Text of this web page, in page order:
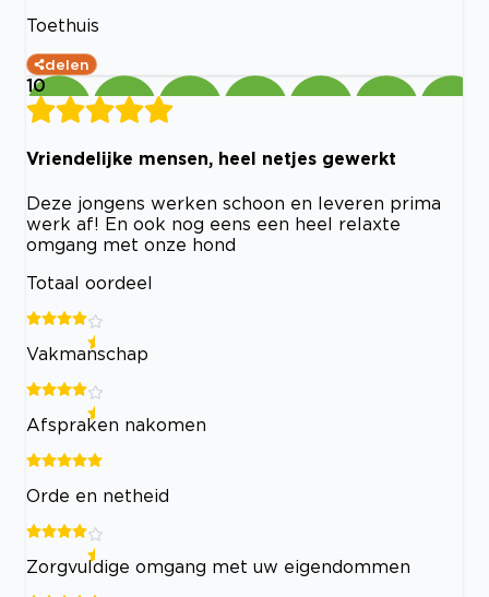
Toethuis
delen
10
Vriendelijke mensen, heel netjes gewerkt
Deze jongens werken schoon en leveren prima
werk af! En ook nog eens een heel relaxte
omgang met onze hond
Totaal oordeel
Vakmanschap
Afspraken nakomen
Orde en netheid
Zorgvuldige omgang met uw eigendommen